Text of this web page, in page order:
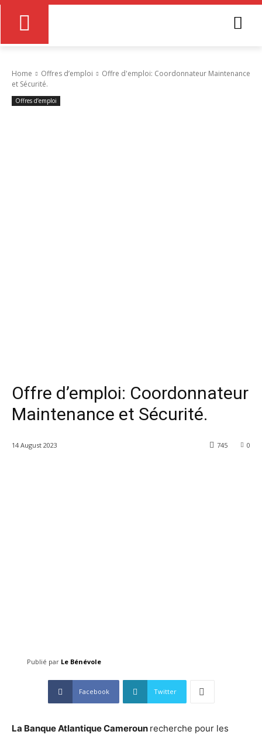
Home Offres d’emploi
Offre d'emploi: Coordonnateur Maintenance
et Sécurité.
Offres d’emploi
Offre d’emploi: Coordonnateur
Maintenance et Sécurité.
14 August 2023 0
745
Publié par Le Bénévole
Facebook Twitter
La Banque Atlantique Cameroun recherche pour les